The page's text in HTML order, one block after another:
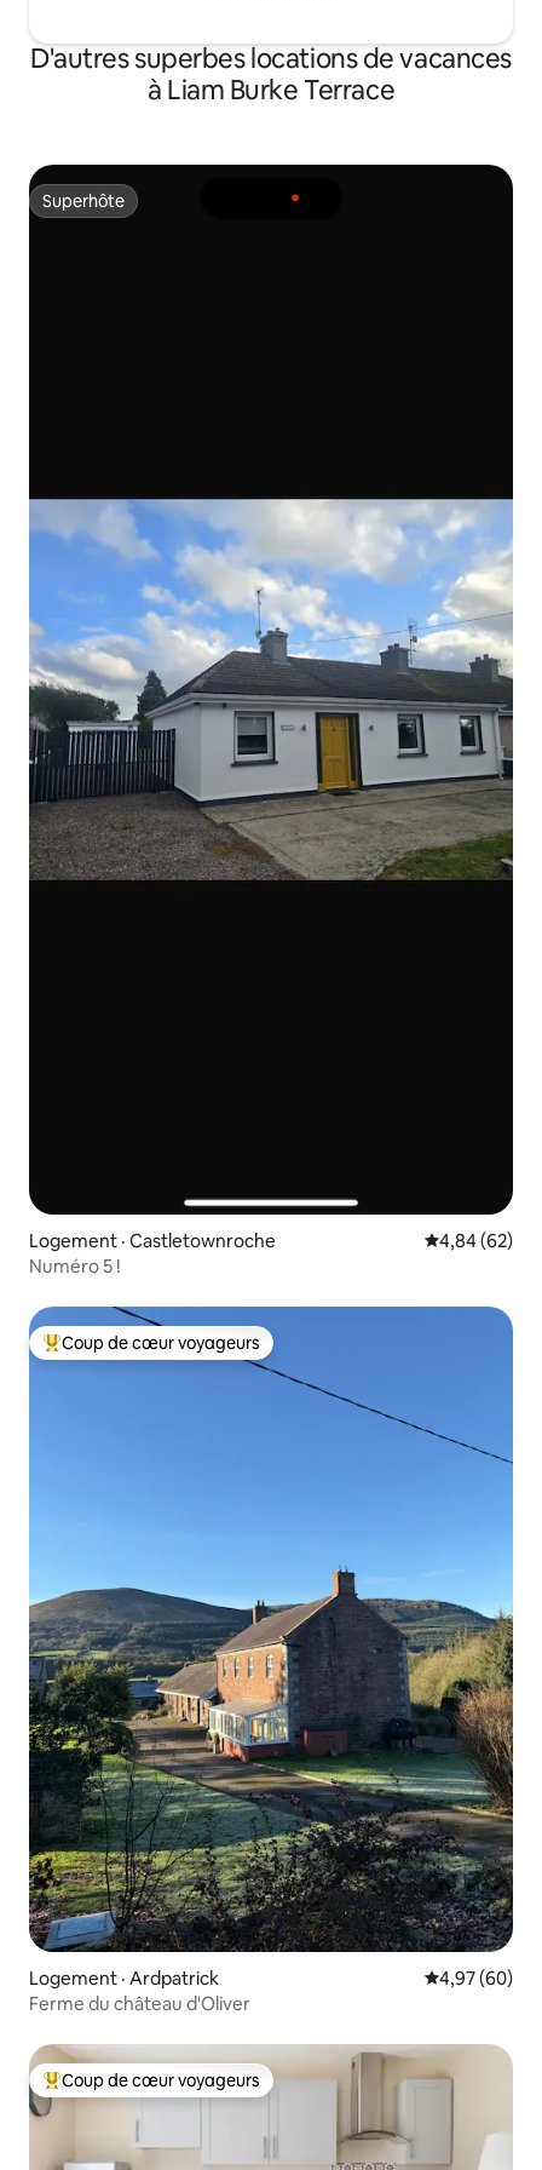
D'autres superbes locations de vacances
à Liam Burke Terrace
Superhôte
Superhôte
Logement · Castletownroche Note
4,84 (62)
Numéro 5 !
Coup de cœur voyageurs parmi les plus aimés
Coup de cœur voyageurs
Logement · Ardpatrick Note
4,97 (60)
Ferme du château d'Oliver
Coup de cœur voyageurs parmi les plus aimés
Coup de cœur voyageurs